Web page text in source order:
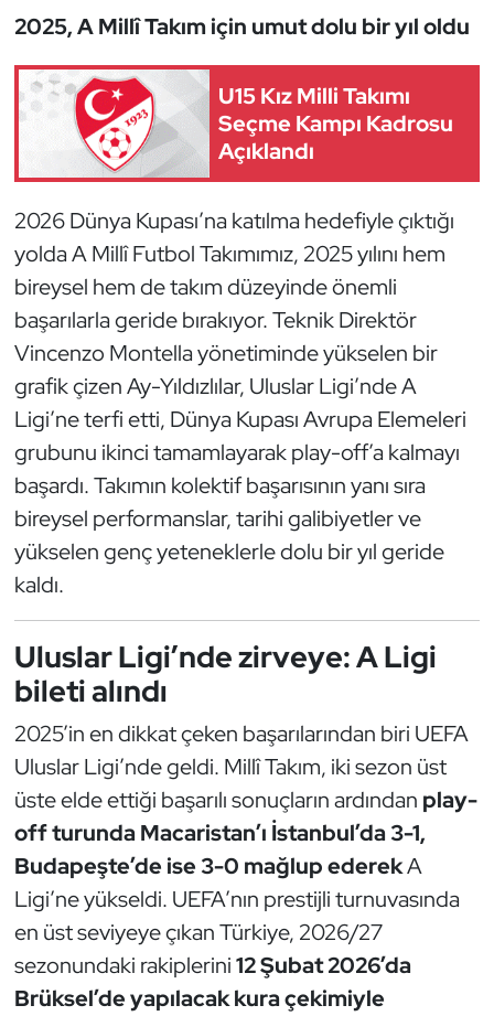
2025, A Millî Takım için umut dolu bir yıl oldu
U15 Kız Milli Takımı
Seçme Kampı Kadrosu
Açıklandı
2026 Dünya Kupası’na katılma hedefiyle çıktığı
yolda A Millî Futbol Takımımız, 2025 yılını hem
bireysel hem de takım düzeyinde önemli
başarılarla geride bırakıyor. Teknik Direktör
Vincenzo Montella yönetiminde yükselen bir
grafik çizen Ay-Yıldızlılar, Uluslar Ligi’nde A
Ligi’ne terfi etti, Dünya Kupası Avrupa Elemeleri
grubunu ikinci tamamlayarak play-off’a kalmayı
başardı. Takımın kolektif başarısının yanı sıra
bireysel performanslar, tarihi galibiyetler ve
yükselen genç yeteneklerle dolu bir yıl geride
kaldı.
Uluslar Ligi’nde zirveye: A Ligi
bileti alındı
2025’in en dikkat çeken başarılarından biri UEFA
Uluslar Ligi’nde geldi. Millî Takım, iki sezon üst
üste elde ettiği başarılı sonuçların ardından play-
off turunda Macaristan’ı İstanbul’da 3-1,
Budapeşte’de ise 3-0 mağlup ederekA
Ligi’ne yükseldi. UEFA’nın prestijli turnuvasında
en üst seviyeye çıkan Türkiye, 2026/27
sezonundaki rakiplerini12 Şubat 2026’da
Brüksel’de yapılacak kura çekimiyle
Dans Sporları
Dövüş Sanatı
E-Spor
Futbol
Futsal
Genel
Golf
Güreş
Halter
Hava Sporları
Hentbol
İşitme Engelli Sporcular
Judo ve Kuraş
Kano ve Rafting
Karate
Kayak
Kempo